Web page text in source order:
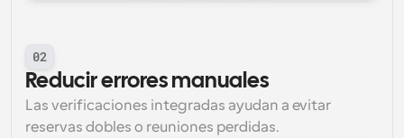
02
Reducir errores manuales
Las verificaciones integradas ayudan a evitar
reservas dobles o reuniones perdidas.